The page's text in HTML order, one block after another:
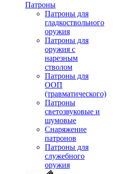
Патроны
Патроны для
гладкоствольного
оружия
Патроны для
оружия с
нарезным
стволом
Патроны для
ООП
(травматического)
Патроны
светозвуковые и
шумовые
Снаряжение
патронов
Патроны для
служебного
оружия